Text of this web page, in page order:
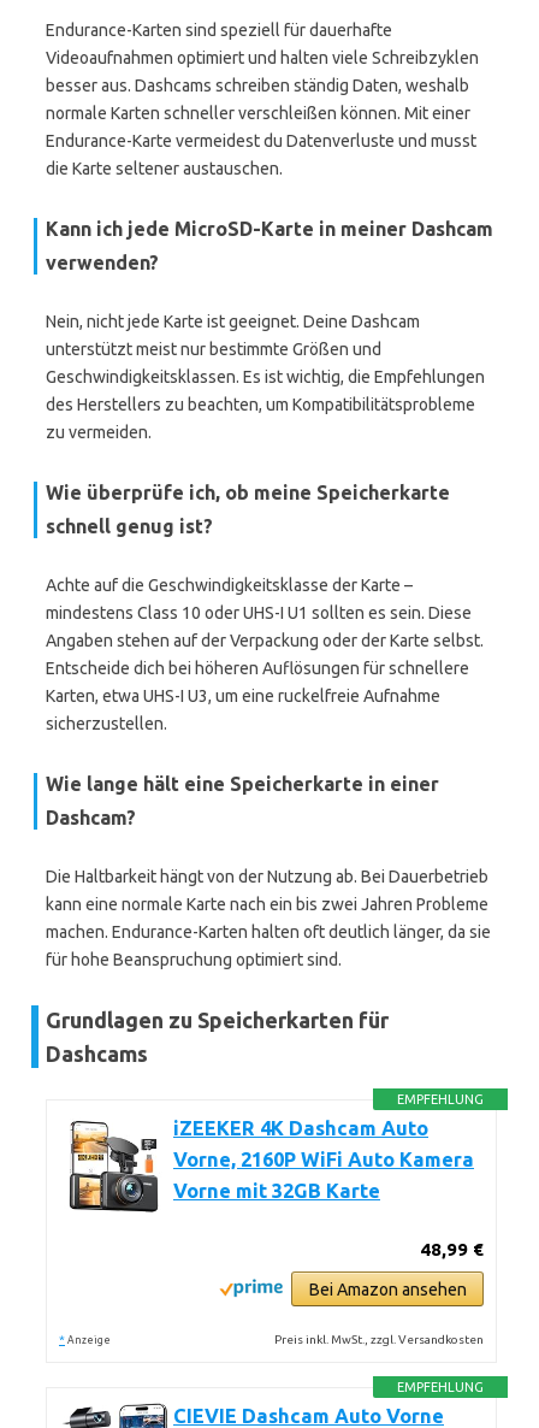
Endurance-Karten sind speziell für dauerhafte
Videoaufnahmen optimiert und halten viele Schreibzyklen
besser aus. Dashcams schreiben ständig Daten, weshalb
normale Karten schneller verschleißen können. Mit einer
Endurance-Karte vermeidest du Datenverluste und musst
die Karte seltener austauschen.
Kann ich jede MicroSD-Karte in meiner Dashcam
verwenden?
Nein, nicht jede Karte ist geeignet. Deine Dashcam
unterstützt meist nur bestimmte Größen und
Geschwindigkeitsklassen. Es ist wichtig, die Empfehlungen
des Herstellers zu beachten, um Kompatibilitätsprobleme
zu vermeiden.
Wie überprüfe ich, ob meine Speicherkarte
schnell genug ist?
Achte auf die Geschwindigkeitsklasse der Karte –
mindestens Class 10 oder UHS-I U1 sollten es sein. Diese
Angaben stehen auf der Verpackung oder der Karte selbst.
Entscheide dich bei höheren Auflösungen für schnellere
Karten, etwa UHS-I U3, um eine ruckelfreie Aufnahme
sicherzustellen.
Wie lange hält eine Speicherkarte in einer
Dashcam?
Die Haltbarkeit hängt von der Nutzung ab. Bei Dauerbetrieb
kann eine normale Karte nach ein bis zwei Jahren Probleme
machen. Endurance-Karten halten oft deutlich länger, da sie
für hohe Beanspruchung optimiert sind.
Grundlagen zu Speicherkarten für
Dashcams
EMPFEHLUNG
iZEEKER 4K Dashcam Auto
Vorne, 2160P WiFi Auto Kamera
Vorne mit 32GB Karte
48,99 €
Bei Amazon ansehen
* Anzeige Preis inkl. MwSt., zzgl. Versandkosten
EMPFEHLUNG
CIEVIE Dashcam Auto Vorne